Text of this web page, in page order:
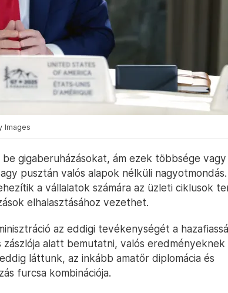
Images
gigaberuházásokat, ám ezek többsége
pusztán valós alapok nélküli nagyotmondás.
a vállalatok számára az üzleti ciklusok
elhalasztásához vezethet.
az eddigi tevékenységét a
alatt bemutatni, valós
láttunk, az inkább amatőr diplomácia és
furcsa kombinációja.